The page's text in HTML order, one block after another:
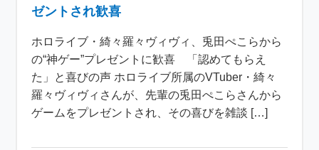
ゼントされ歓喜
ホロライブ・綺々羅々ヴィヴィ、兎田ぺこらから
の“神ゲー”プレゼントに歓喜 「認めてもらえ
た」と喜びの声 ホロライブ所属のVTuber・綺々
羅々ヴィヴィさんが、先輩の兎田ぺこらさんから
ゲームをプレゼントされ、その喜びを雑談 […]